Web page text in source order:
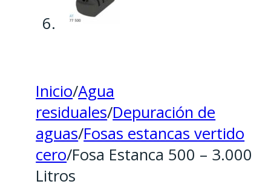
Inicio/Agua
residuales/Depuración de
aguas/Fosas estancas vertido
cero/Fosa Estanca 500 – 3.000
Litros